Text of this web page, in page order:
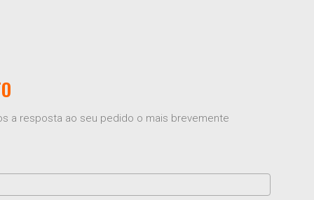
a resposta ao seu pedido o mais brevemente